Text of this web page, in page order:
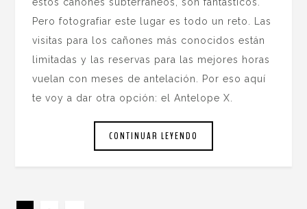
estos cañones subterráneos, son fantásticos.
Pero fotografiar este lugar es todo un reto. Las
visitas para los cañones más conocidos están
limitadas y las reservas para las mejores horas
vuelan con meses de antelación. Por eso aquí
te voy a dar otra opción: el Antelope X.
CONTINUAR LEYENDO